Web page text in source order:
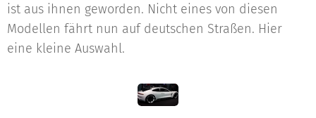
ist aus ihnen geworden. Nicht eines von diesen
Modellen fährt nun auf deutschen Straßen. Hier
eine kleine Auswahl.